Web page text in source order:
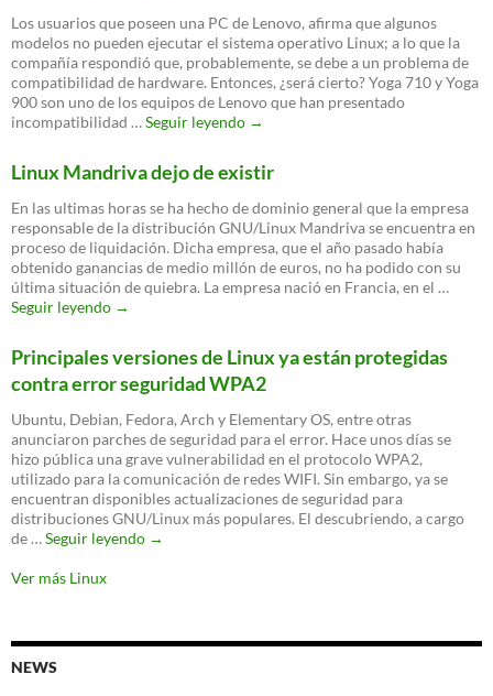
Azure
Los usuarios que poseen una PC de Lenovo, afirma que algunos
modelos no pueden ejecutar el sistema operativo Linux; a lo que la
compañía respondió que, probablemente, se debe a un problema de
compatibilidad de hardware. Entonces, ¿será cierto? Yoga 710 y Yoga
900 son uno de los equipos de Lenovo que han presentado
incompatibilidad …Seguir leyendo El
intencional
de
Lenovo
ha
desatado
la
furia
usuarios
Linux
→
Linux Mandriva dejo de existir
En las ultimas horas se ha hecho de dominio general que la empresa
responsable de la distribución GNU/Linux Mandriva se encuentra en
proceso de liquidación. Dicha empresa, que el año pasado había
obtenido ganancias de medio millón de euros, no ha podido con su
última situación de quiebra. La empresa nació en Francia, en el …
Seguir leyendo Linux
de
existir
→
Principales versiones de Linux ya están protegidas
contra error seguridad WPA2
Ubuntu, Debian, Fedora, Arch y Elementary OS, entre otras
anunciaron parches de seguridad para el error. Hace unos días se
hizo pública una grave vulnerabilidad en el protocolo WPA2,
utilizado para la comunicación de redes WIFI. Sin embargo, ya se
encuentran disponibles actualizaciones de seguridad para
distribuciones GNU/Linux más populares. El descubriendo, a cargo
de …Seguir leyendo Principales
→
Ver más Linux
NEWS